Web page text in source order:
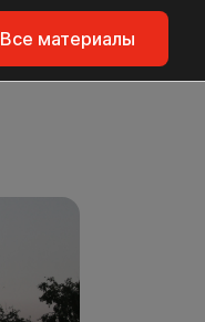
Все материалы